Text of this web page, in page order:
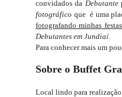
convidados da Debutante
fotográfico que é uma
fotografando minhas
Debutantes em Jundiaí.
Para conhecer mais um
Sobre o Buffet
Local lindo para